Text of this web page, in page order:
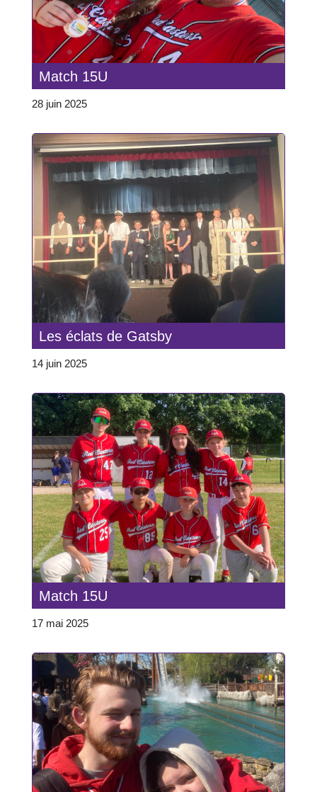
Match 15U
28 juin 2025
Les éclats de Gatsby
14 juin 2025
Match 15U
17 mai 2025